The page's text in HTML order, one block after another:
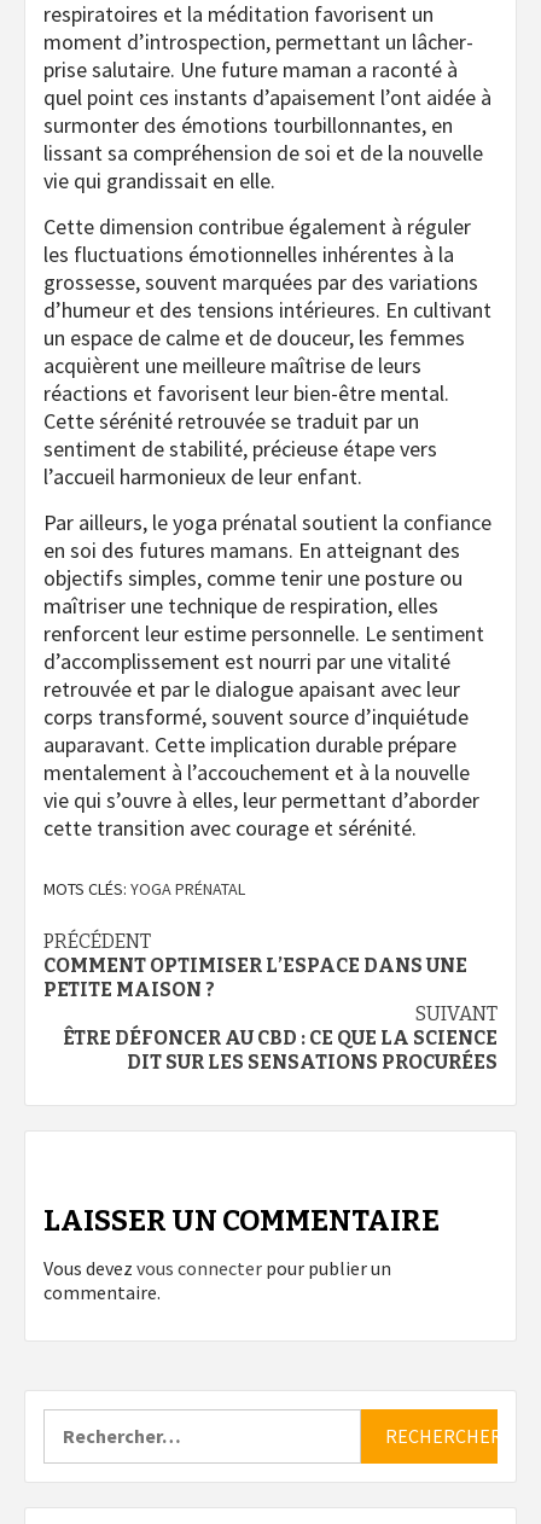
respiratoires et la méditation favorisent un
moment d’introspection, permettant un lâcher-
prise salutaire. Une future maman a raconté à
quel point ces instants d’apaisement l’ont aidée à
surmonter des émotions tourbillonnantes, en
lissant sa compréhension de soi et de la nouvelle
vie qui grandissait en elle.
Cette dimension contribue également à réguler
les fluctuations émotionnelles inhérentes à la
grossesse, souvent marquées par des variations
d’humeur et des tensions intérieures. En cultivant
un espace de calme et de douceur, les femmes
acquièrent une meilleure maîtrise de leurs
réactions et favorisent leur bien-être mental.
Cette sérénité retrouvée se traduit par un
sentiment de stabilité, précieuse étape vers
l’accueil harmonieux de leur enfant.
Par ailleurs, le yoga prénatal soutient la confiance
en soi des futures mamans. En atteignant des
objectifs simples, comme tenir une posture ou
maîtriser une technique de respiration, elles
renforcent leur estime personnelle. Le sentiment
d’accomplissement est nourri par une vitalité
retrouvée et par le dialogue apaisant avec leur
corps transformé, souvent source d’inquiétude
auparavant. Cette implication durable prépare
mentalement à l’accouchement et à la nouvelle
vie qui s’ouvre à elles, leur permettant d’aborder
cette transition avec courage et sérénité.
MOTS CLÉS: YOGA PRÉNATAL
Navigation
d’article
PRÉCÉDENT
COMMENT OPTIMISER L’ESPACE DANS UNE
PETITE MAISON ?
SUIVANT
ÊTRE DÉFONCER AU CBD : CE QUE LA SCIENCE
DIT SUR LES SENSATIONS PROCURÉES
LAISSER UN COMMENTAIRE
Vous devez vous connecter pour publier un
commentaire.